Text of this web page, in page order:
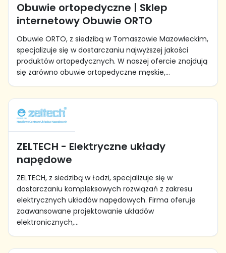
Obuwie ortopedyczne | Sklep
internetowy Obuwie ORTO
Obuwie ORTO, z siedzibą w Tomaszowie Mazowieckim,
specjalizuje się w dostarczaniu najwyższej jakości
produktów ortopedycznych. W naszej ofercie znajdują
się zarówno obuwie ortopedyczne męskie,...
ZELTECH - Elektryczne układy
napędowe
ZELTECH, z siedzibą w Łodzi, specjalizuje się w
dostarczaniu kompleksowych rozwiązań z zakresu
elektrycznych układów napędowych. Firma oferuje
zaawansowane projektowanie układów
elektronicznych,...